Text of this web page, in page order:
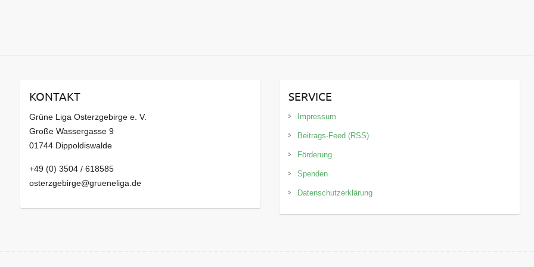
KONTAKT
Grüne Liga Osterzgebirge e. V.
Große Wassergasse 9
01744 Dippoldiswalde
+49 (0) 3504 / 618585
osterzgebirge@grueneliga.de
SERVICE
Impressum
Beitrags-Feed (RSS)
Förderung
Spenden
Datenschutzerklärung